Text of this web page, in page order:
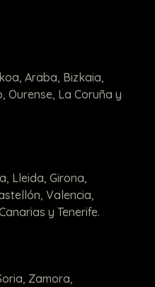
Araba, Bizkaia,
Ourense, La Coruña y
Lleida, Girona,
Valencia,
y Tenerife.
Zamora,